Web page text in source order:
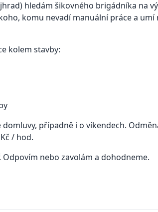
hledám šikovného brigádníka na
komu nevadí manuální práce a
kolem stavby:
případně i o víkendech.
/ hod.
nebo zavolám a dohodneme.